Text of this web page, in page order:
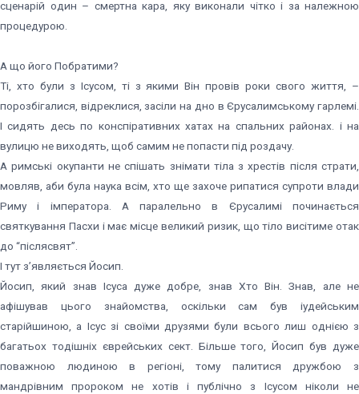
сценарій один – смертна кара, яку виконали чітко і за належною
процедурою.
А що його Побратими?
Ті, хто були з Ісусом, ті з якими Він провів роки свого життя, –
порозбігалися, відреклися, засіли на дно в Єрусалимському гарлемі.
І сидять десь по конспіративних хатах на спальних районах. і на
вулицю не виходять, щоб самим не попасти під роздачу.
А римські окупанти не спішать знімати тіла з хрестів після страти,
мовляв, аби була наука всім, хто ще захоче рипатися супроти влади
Риму і імператора. А паралельно в Єрусалимі починається
святкування Пасхи і має місце великий ризик, що тіло висітиме отак
до “післясвят”.
І тут з’являється Йосип.
Йосип, який знав Ісуса дуже добре, знав Хто Він. Знав, але не
афішував цього знайомства, оскільки сам був іудейським
старійшиною, а Ісус зі своїми друзями були всього лиш однією з
багатьох тодішніх єврейських сект. Більше того, Йосип був дуже
поважною людиною в регіоні, тому палитися дружбою з
мандрівним пророком не хотів і публічно з Ісусом ніколи не